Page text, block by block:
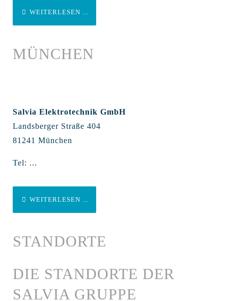
WEITERLESEN ...
MÜNCHEN
Salvia Elektrotechnik GmbH
Landsberger Straße 404
81241 München
Tel: ...
WEITERLESEN ...
STANDORTE
DIE STANDORTE DER
SALVIA GRUPPE